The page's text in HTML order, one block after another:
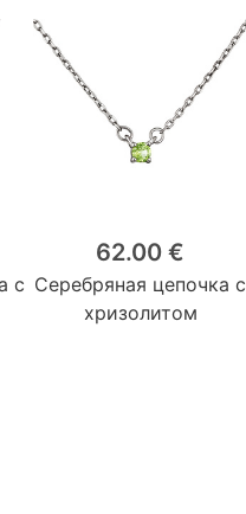
с
62.00 €
Серебряная цепочка с
хризолитом